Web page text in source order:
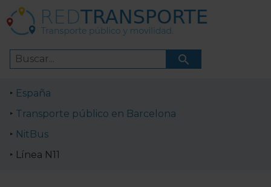
España
Transporte público en Barcelona
NitBus
Línea N11